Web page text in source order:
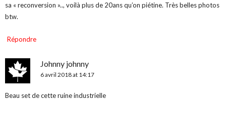
sa « reconversion ».., voilà plus de 20ans qu’on piétine. Très belles photos
btw.
Répondre
Johnny johnny
6 avril 2018 at 14:17
Beau set de cette ruine industrielle